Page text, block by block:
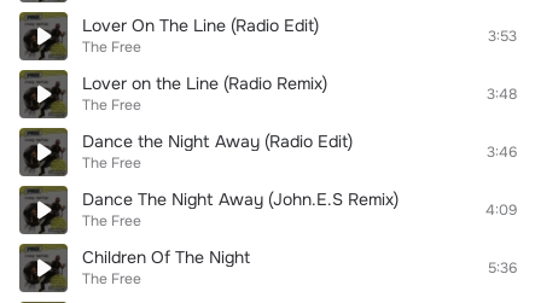
Lover On The Line (Radio Edit)
The Free
3:53
Lover on the Line (Radio Remix)
The Free
3:48
Dance the Night Away (Radio Edit)
The Free
3:46
Dance The Night Away (John.E.S Remix)
The Free
4:09
Children Of The Night
The Free
5:36